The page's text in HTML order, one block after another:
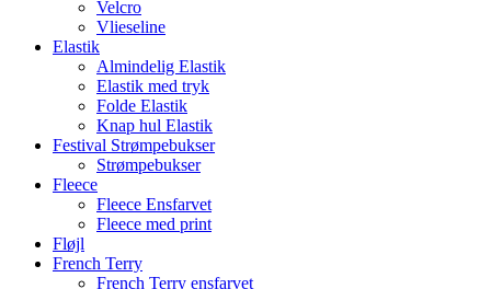
Velcro
Vlieseline
Elastik
Almindelig Elastik
Elastik med tryk
Folde Elastik
Knap hul Elastik
Festival Strømpebukser
Strømpebukser
Fleece
Fleece Ensfarvet
Fleece med print
Fløjl
French Terry
French Terry ensfarvet